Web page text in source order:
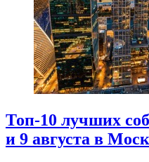
Топ-10 лучших
и 9 августа в